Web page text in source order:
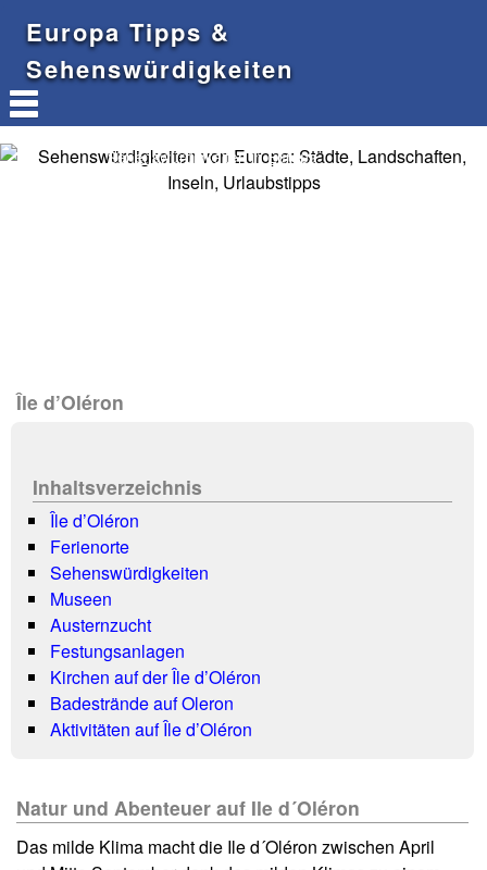
Europa Tipps &
Sehenswürdigkeiten
Sehenswürdigkeiten in Europa
Île d’Oléron
Inhaltsverzeichnis
Île d’Oléron
Ferienorte
Sehenswürdigkeiten
Museen
Austernzucht
Festungsanlagen
Kirchen auf der Île d’Oléron
Badestrände auf Oleron
Aktivitäten auf Île d’Oléron
Natur und Abenteuer auf Ile d´Oléron
Das milde Klima macht die Ile d´Oléron zwischen April